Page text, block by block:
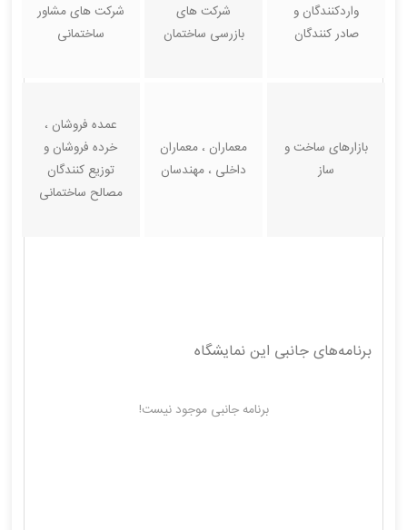
واردکنندگان و
صادر کنندگان
شرکت های
بازرسی ساختمان
شرکت های مشاور
ساختمانی
بازارهای ساخت و
ساز
معماران ، معماران
داخلی ، مهندسان
عمده فروشان ،
خرده فروشان و
توزیع کنندگان
مصالح ساختمانی
برنامه‌های جانبی این نمایشگاه
برنامه جانبی موجود نیست!